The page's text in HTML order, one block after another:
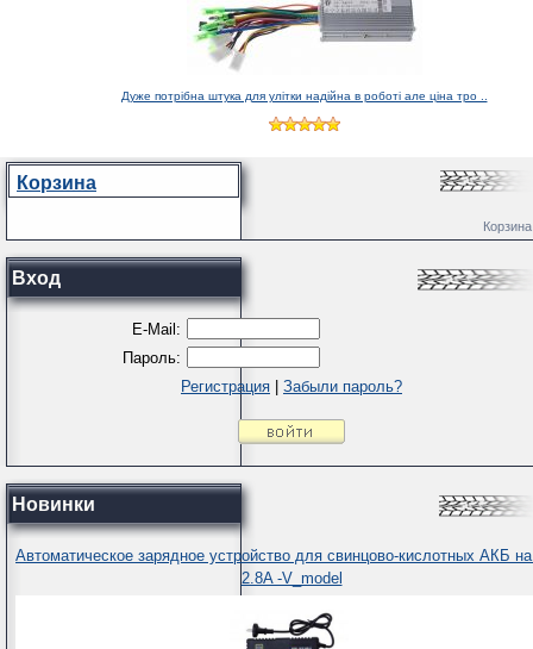
Дуже потрібна штука для улітки надійна в роботі але ціна тро ..
Корзина
Вход
E-Mail:
Пароль:
Регистрация | Забыли пароль?
Новинки
Автоматическое зарядное устройство для свинцово-кислотных АКБ
2.8A -V_model